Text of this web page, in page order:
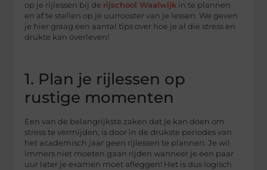
op je rijlessen bij de rijschool Waalwijk in te plannen
en af te stellen op je uurrooster van je lessen. We geven
je hier graag een aantal tips over hoe je al die stress en
drukte kan overleven!
1. Plan je rijlessen op
rustige momenten
Een van de belangrijkste zaken dat je kan doen om
stress te vermijden, is door in de drukste periodes van
het academisch jaar geen rijlessen te plannen. Je wil
immers niet moeten gaan rijden wanneer je een paar
uur later je examen moet afleggen! Het is dus logisch